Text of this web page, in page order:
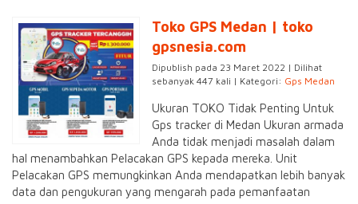
Toko GPS Medan | toko
gpsnesia.com
Dipublish pada 23 Maret 2022 | Dilihat
sebanyak 447 kali | Kategori: Gps Medan
Ukuran TOKO Tidak Penting Untuk
Gps tracker di Medan Ukuran armada
Anda tidak menjadi masalah dalam
hal menambahkan Pelacakan GPS kepada mereka. Unit
Pelacakan GPS memungkinkan Anda mendapatkan lebih banyak
data dan pengukuran yang mengarah pada pemanfaatan